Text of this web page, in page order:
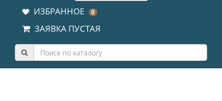
ИЗБРАННОЕ 0
ЗАЯВКА ПУСТАЯ